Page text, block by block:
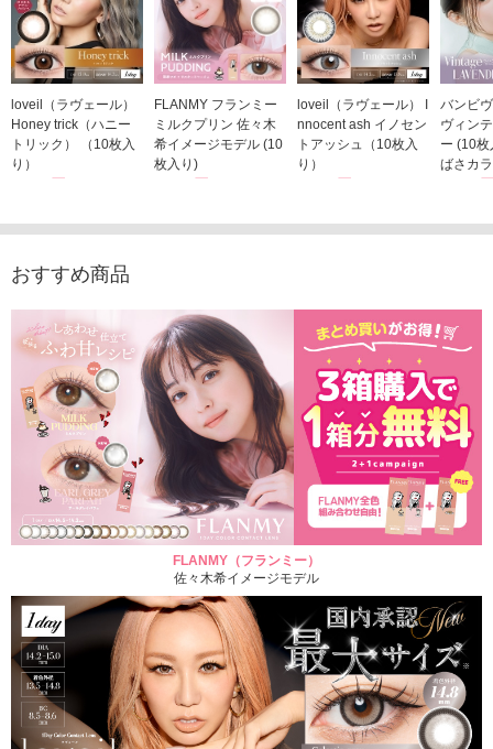
loveil（ラヴェール）
Honey trick（ハニー
トリック） （10枚入
り）
FLANMY フランミー
ミルクプリン 佐々木
希イメージモデル (10
枚入り)
loveil（ラヴェール） I
nnocent ash イノセン
トアッシュ（10枚入
り）
バンビ
ヴィン
ー (10
ばさカ
おすすめ商品
FLANMY（フランミー）
佐々木希イメージモデル